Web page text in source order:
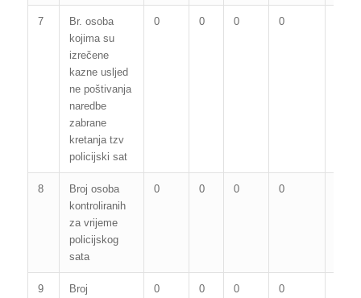
7
Br. osoba
kojima su
izrečene
kazne usljed
ne poštivanja
naredbe
zabrane
kretanja tzv
policijski sat
0 0 0 0
8
Broj osoba
kontroliranih
za vrijeme
policijskog
sata
0 0 0 0
9
Broj
0 0 0 0